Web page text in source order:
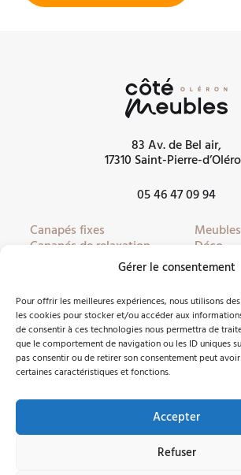
Gérer le consentement
Pour offrir les meilleures expériences, nous utilisons
les cookies pour stocker et/ou accéder aux
de consentir à ces technologies nous permettra de
que le comportement de navigation ou les ID uniques
pas consentir ou de retirer son consentement peut
certaines caractéristiques et fonctions.
Accepter
Refuser
83 Av. de Bel air,
17310 Saint-Pierre-
05 46 47 09 94
Canapés fixes
Canapés de relaxation
Canapés convertibles
Meubles côté JOUR
Déco
Literie
FacebookInstagram
Nous contacter